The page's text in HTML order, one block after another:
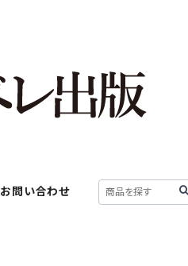
お問い合わせ